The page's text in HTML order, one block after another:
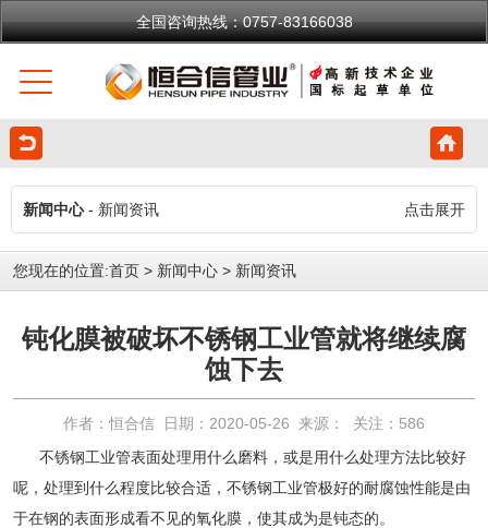
全国咨询热线：0757-83166038
新闻中心- 新闻资讯 点击展开
您现在的位置:首页 > 新闻中心 > 新闻资讯
钝化膜被破坏不锈钢工业管就将继续腐
蚀下去
作者：恒合信 日期：2020-05-26 来源： 关注： 586
不锈钢工业管表面处理用什么磨料，或是用什么处理方法比较好
呢，处理到什么程度比较合适， 不锈钢工业管极好的耐腐蚀性能是由
于在钢的表面形成看不见的氧化膜，使其成为是钝态的。